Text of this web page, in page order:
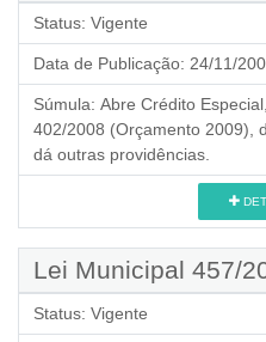
Status: Vigente
Data de Publicação: 24/11/
Súmula: Abre Crédito
402/2008 (Orçamento 2009),
dá outras providências.
Lei Municipal 457/
Status: Vigente